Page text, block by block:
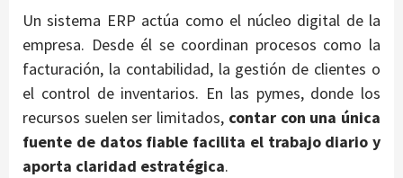
Un sistema ERP actúa como el núcleo digital de la
empresa. Desde él se coordinan procesos como la
facturación, la contabilidad, la gestión de clientes o
el control de inventarios. En las pymes, donde los
recursos suelen ser limitados, contar con una única
fuente de datos fiable facilita el trabajo diario y
aporta claridad estratégica.